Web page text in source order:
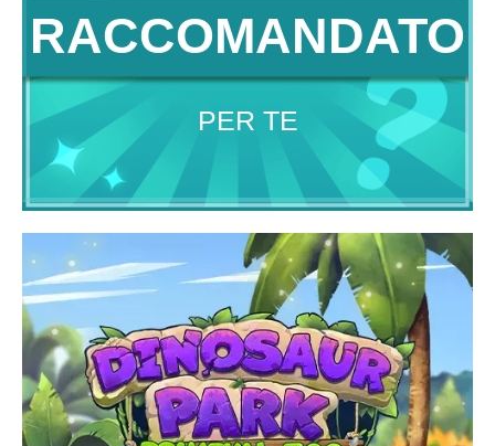
RACCOMANDATO
PER TE